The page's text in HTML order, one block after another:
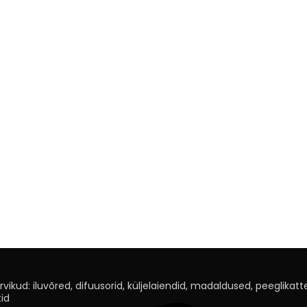
iluvõred, difuusorid, küljelaiendid, madaldused,